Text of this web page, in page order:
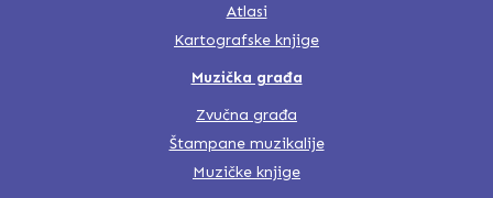
Atlasi
Kartografske knjige
Muzička građa
Zvučna građa
Štampane muzikalije
Muzičke knjige